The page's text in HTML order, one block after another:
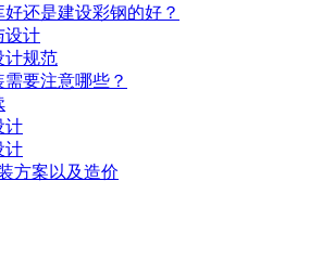
还是建设彩钢的好？
设计
计规范
要注意哪些？
计
计
方案以及造价